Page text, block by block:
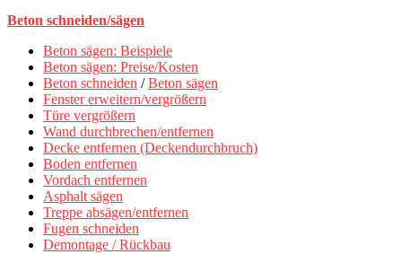
Beton schneiden/sägen
Beton sägen: Beispiele
Beton sägen: Preise/Kosten
Beton schneiden /Beton sägen
Fenster erweitern/vergrößern
Türe vergrößern
Wand durchbrechen/entfernen
Decke entfernen (Deckendurchbruch)
Boden entfernen
Vordach entfernen
Asphalt sägen
Treppe absägen/entfernen
Fugen schneiden
Demontage / Rückbau